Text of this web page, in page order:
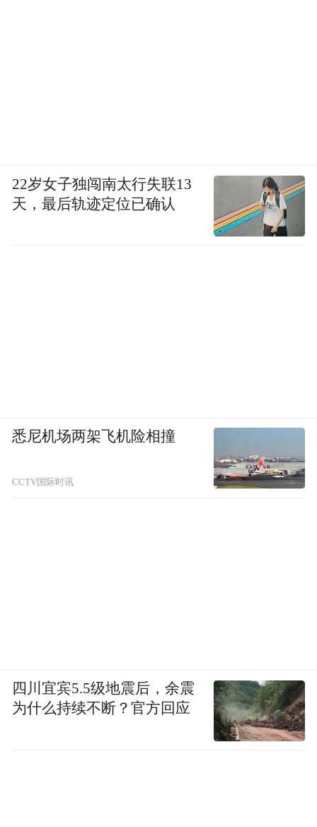
22岁女子独闯南太行失联13
天，最后轨迹定位已确认
悉尼机场两架飞机险相撞
CCTV国际时讯
四川宜宾5.5级地震后，余震
为什么持续不断？官方回应